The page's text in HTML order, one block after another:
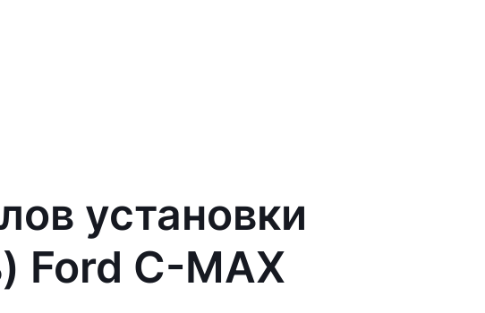
установки
Ford C-MAX